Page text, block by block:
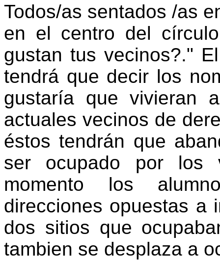
Todos/as sentados /as
en el centro del
gustan tus vecinos?."
tendrá que decir los
gustaría que vivieran
actuales vecinos de
éstos tendrán que
ser ocupado por los
momento los
direcciones opuestas a
dos sitios que
tambien se desplaza a